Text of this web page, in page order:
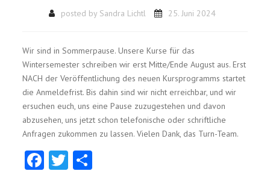
posted by Sandra Lichtl 25. Juni 2024
Wir sind in Sommerpause. Unsere Kurse für das
Wintersemester schreiben wir erst Mitte/Ende August aus. Erst
NACH der Veröffentlichung des neuen Kursprogramms startet
die Anmeldefrist. Bis dahin sind wir nicht erreichbar, und wir
ersuchen euch, uns eine Pause zuzugestehen und davon
abzusehen, uns jetzt schon telefonische oder schriftliche
Anfragen zukommen zu lassen. Vielen Dank, das Turn-Team.
Facebook
Twitter